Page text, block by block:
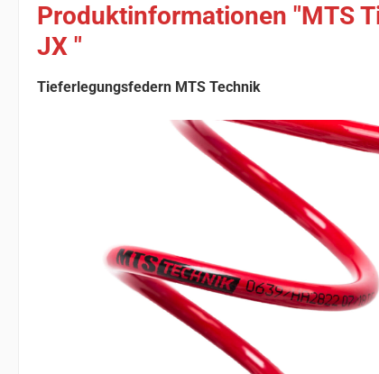
Produktinformationen "MTS
JX "
Tieferlegungsfedern MTS Technik